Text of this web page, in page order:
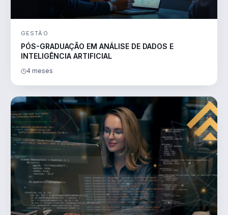
GESTÃO
PÓS-GRADUAÇÃO EM ANÁLISE DE DADOS E
INTELIGÊNCIA ARTIFICIAL
4 meses